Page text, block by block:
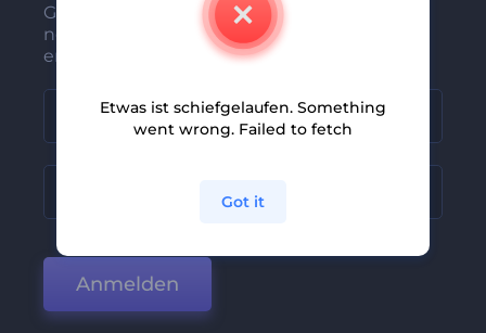
Gehören Sie zu den Ersten, die unsere
neuesten Nachrichten und Angebote
erhalten
Anmelden
Etwas ist schiefgelaufen. Something
went wrong. Failed to fetch
Got it